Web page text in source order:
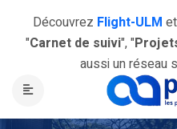
Découvrez Flight-ULM
"Carnet de suivi", "
aussi un réseau